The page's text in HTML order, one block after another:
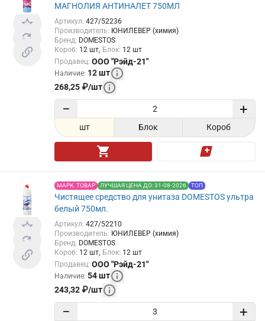
МАГНОЛИЯ АНТИНАЛЕТ 750МЛ
Артикул: 427/52236
Производитель: ЮНИЛЕВЕР (химия)
Бренд: DOMESTOS
Короб: 12 шт Блок: 12 шт
Продавец: ООО "Рэйд-21"
Наличие: 12шт
268,25 ₽/шт
− +
шт Блок Короб
МАРК. ТОВАР ЛУЧШАЯ ЦЕНА ДО: 31-08-2026 ТОП
Чистящее средство для унитаза DOMESTOS ультра
белый 750мл.
Артикул: 427/52210
Производитель: ЮНИЛЕВЕР (химия)
Бренд: DOMESTOS
Короб: 12 шт Блок: 12 шт
Продавец: ООО "Рэйд-21"
Наличие: 54шт
243,32 ₽/шт
− +